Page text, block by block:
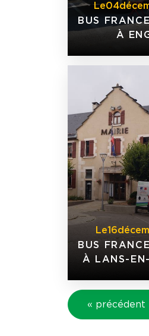
Le04
BUS
À
Le16
BUS
À LANS-
« précédent